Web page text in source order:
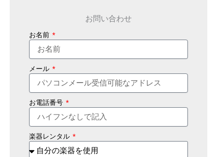
お問い合わせ
お名前
メール
お電話番号
楽器レンタル